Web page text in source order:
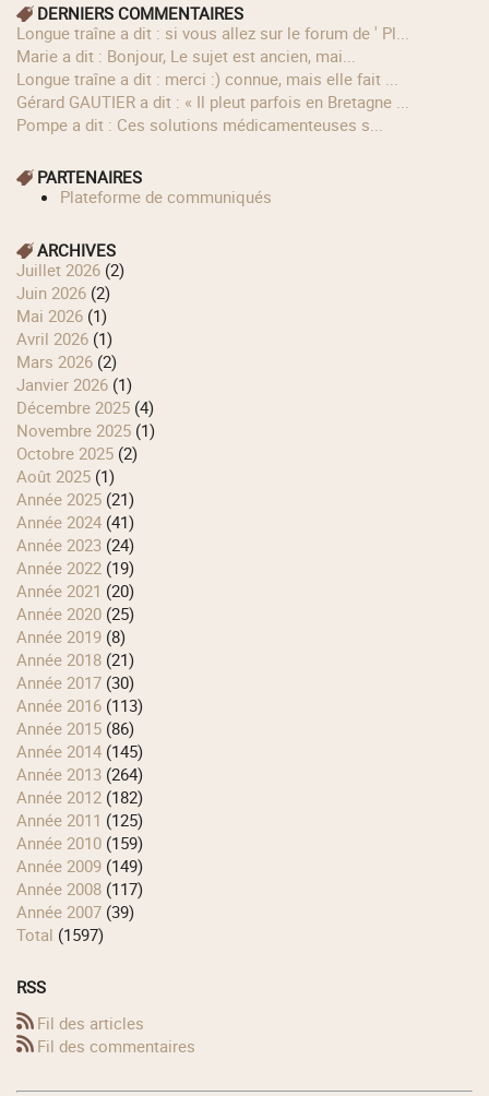
DERNIERS COMMENTAIRES
longue traîne a dit : si vous allez sur le forum de ' Pl...
Marie a dit : Bonjour, Le sujet est ancien, mai...
longue traîne a dit : merci :) connue, mais elle fait ...
Gérard GAUTIER a dit : « Il pleut parfois en Bretagne ...
Pompe a dit : Ces solutions médicamenteuses s...
PARTENAIRES
Plateforme de communiqués
ARCHIVES
juillet 2026 (2)
juin 2026 (2)
mai 2026 (1)
avril 2026 (1)
mars 2026 (2)
janvier 2026 (1)
décembre 2025 (4)
novembre 2025 (1)
octobre 2025 (2)
août 2025 (1)
année 2025 (21)
année 2024 (41)
année 2023 (24)
année 2022 (19)
année 2021 (20)
année 2020 (25)
année 2019 (8)
année 2018 (21)
année 2017 (30)
année 2016 (113)
année 2015 (86)
année 2014 (145)
année 2013 (264)
année 2012 (182)
année 2011 (125)
année 2010 (159)
année 2009 (149)
année 2008 (117)
année 2007 (39)
total (1597)
RSS
Fil des articles
Fil des commentaires